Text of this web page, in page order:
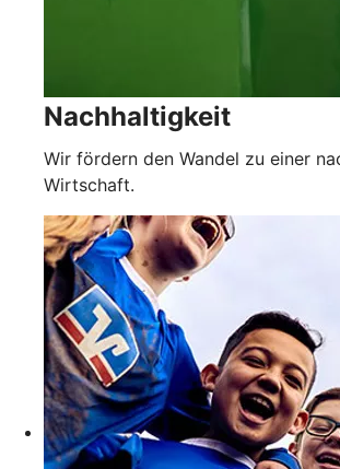
Nachhaltigkeit
Wir fördern den Wandel zu einer
Wirtschaft.